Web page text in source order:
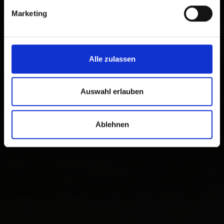
Marketing
Alle zulassen
Auswahl erlauben
Ablehnen